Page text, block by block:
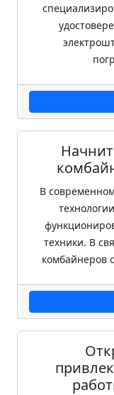
В
техники. В
комбайнеров